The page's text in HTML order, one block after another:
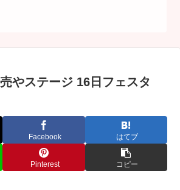
やステージ 16日フェスタ
Facebook はてブ
Pinterest コピー